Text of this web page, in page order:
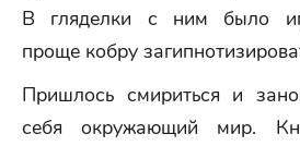
В гляделки с ним было
проще кобру
Пришлось смириться и
себя окружающий мир.